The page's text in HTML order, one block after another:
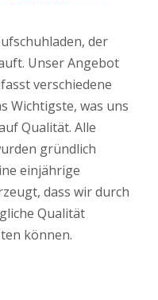
der
Unser Angebot
verschiedene
Wichtigste, was uns
Qualität. Alle
gründlich
einjährige
dass wir durch
Qualität
können.